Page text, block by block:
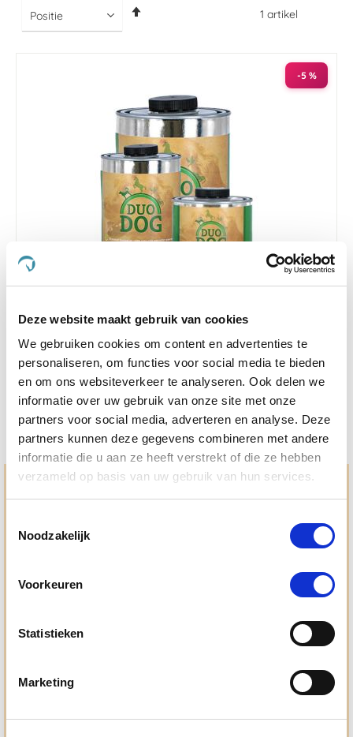
Deze website maakt gebruik van cookies
We gebruiken cookies om content en advertenties te
personaliseren, om functies voor social media te bieden
en om ons websiteverkeer te analyseren. Ook delen we
informatie over uw gebruik van onze site met onze
partners voor social media, adverteren en analyse. Deze
partners kunnen deze gegevens combineren met andere
informatie die u aan ze heeft verstrekt of die ze hebben
verzameld op basis van uw gebruik van hun services.
Noodzakelijk
Voorkeuren
Statistieken
Marketing
1 artikel
-5 %
Nog maar 3 beschikbaar
€ 13,50 € 12,83
Jouw paard gezond houden en krijgen. Dat is waar we het
allemaal voor doen. Bij De Paardendrogist worden we
gedreven door onze visie: het leveren van producten van
"ouderwetse" service. Wij helpen je graag, doen wat wij
beloven en rusten pas als jij tevreden bent; dat menen we en
Whatsapp met ons